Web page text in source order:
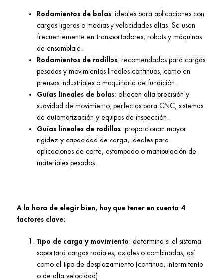
Rodamientos de bolas: ideales para aplicaciones con
cargas ligeras o medias y velocidades altas. Se usan
frecuentemente en transportadores, robots y máquinas
de ensamblaje.
Rodamientos de rodillos: recomendados para cargas
pesadas y movimientos lineales continuos, como en
prensas industriales o maquinaria de fundición.
Guías lineales de bolas: ofrecen alta precisión y
suavidad de movimiento, perfectas para CNC, sistemas
de automatización y equipos de inspección.
Guías lineales de rodillos: proporcionan mayor
rigidez y capacidad de carga, ideales para
aplicaciones de corte, estampado o manipulación de
materiales pesados.
A la hora de elegir bien, hay que tener en cuenta 4
factores clave:
Tipo de carga y movimiento : determina si el sistema
soportará cargas radiales, axiales o combinadas, así
como el tipo de desplazamiento (continuo, intermitente
o de alta velocidad).